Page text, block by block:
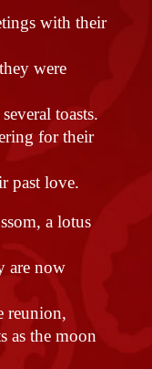
with their
were
toasts.
for their
past love.
a lotus
are now
reunion,
as the moon